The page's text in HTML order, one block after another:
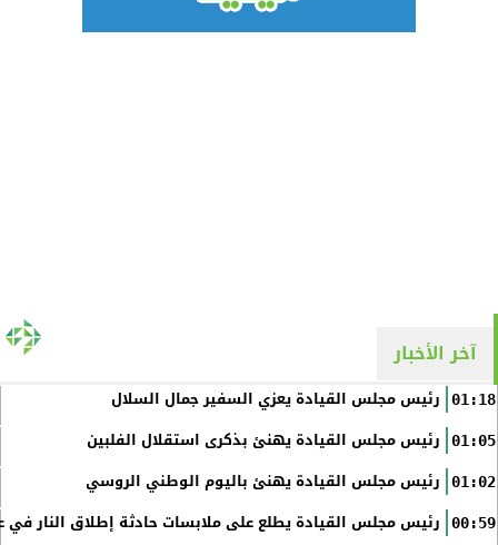
آخر الأخبار
01:18 رئيس مجلس القيادة يعزي السفير جمال السلال
01:05 رئيس مجلس القيادة يهنئ بذكرى استقلال الفلبين
01:02 رئيس مجلس القيادة يهنئ باليوم الوطني الروسي
00:59 رئيس مجلس القيادة يطلع على ملابسات حادثة إطلاق النار في